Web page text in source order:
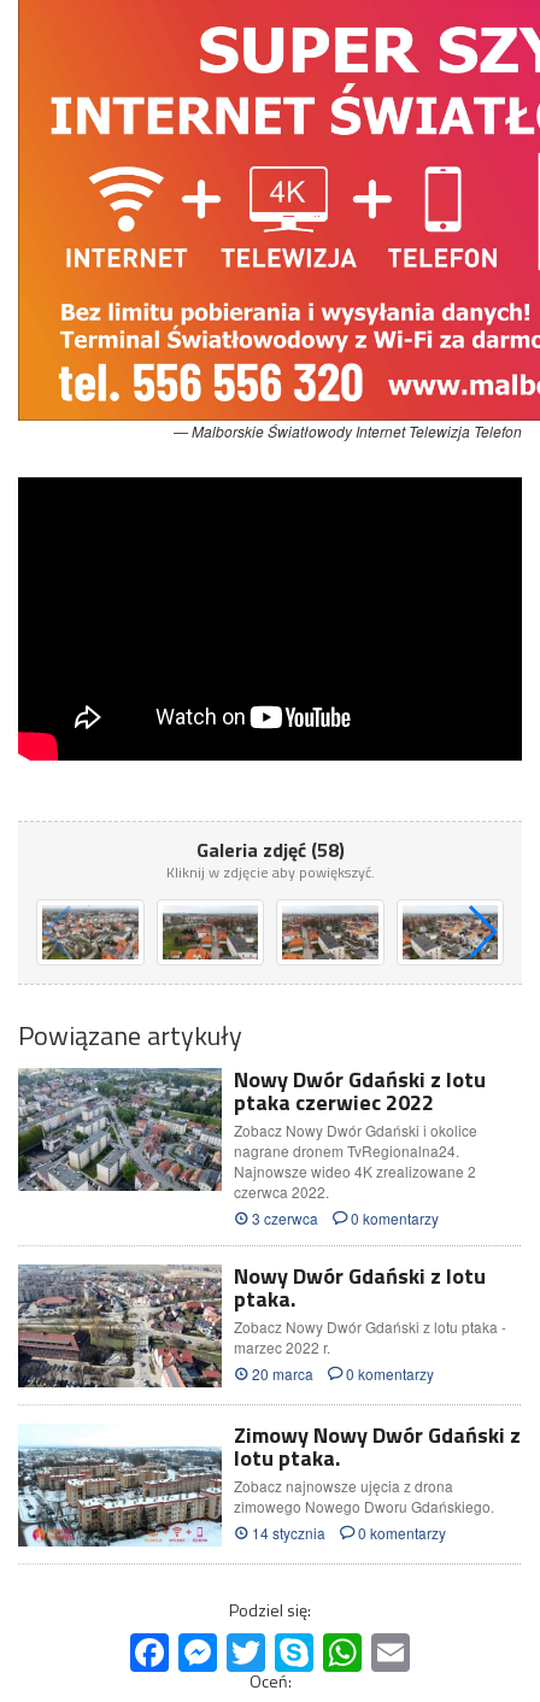
Malborskie Światłowody Internet Telewizja Telefon
Galeria zdjęć (58)
Kliknij w zdjęcie aby powiększyć.
Powiązane artykuły
Nowy Dwór Gdański z lotu
ptaka czerwiec 2022
Zobacz Nowy Dwór Gdański i okolice
nagrane dronem TvRegionalna24.
Najnowsze wideo 4K zrealizowane 2
czerwca 2022.
3 czerwca
0 komentarzy
Nowy Dwór Gdański z lotu
ptaka.
Zobacz Nowy Dwór Gdański z lotu ptaka -
marzec 2022 r.
20 marca
0 komentarzy
Zimowy Nowy Dwór Gdański z
lotu ptaka.
Zobacz najnowsze ujęcia z drona
zimowego Nowego Dworu Gdańskiego.
14 stycznia
0 komentarzy
Podziel się:
FacebookMessenger
Twitter Skype WhatsApp
Oceń: